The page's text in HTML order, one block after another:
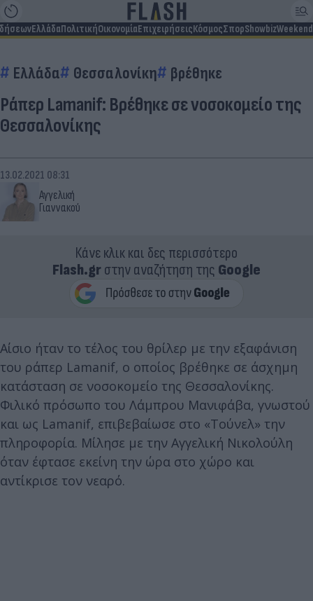
ΕλλάδαΠολιτικήΟικονομίαΕπιχειρήσειςΚόσμοςΣπορShowbizWeekend
Ελλάδα Θεσσαλονίκη βρέθηκε
Ράπερ Lamanif: Βρέθηκε σε νοσοκομείο της
Θεσσαλονίκης
Αγγελική
Γιαννακού
13.02.2021 08:31
Κάνε κλικ και δες περισσότερο
Flash.grστην αναζήτηση της Google
Αίσιο ήταν το τέλος του θρίλερ με την εξαφάνιση
του ράπερ Lamanif, ο οποίος βρέθηκε σε άσχημη
κατάσταση σε νοσοκομείο της Θεσσαλονίκης.
Φιλικό πρόσωπο του Λάμπρου Μανιφάβα, γνωστού
και ως Lamanif, επιβεβαίωσε στο «Τούνελ» την
πληροφορία. Μίλησε με την Αγγελική Νικολούλη
όταν έφτασε εκείνη την ώρα στο χώρο και
αντίκρισε τον νεαρό.